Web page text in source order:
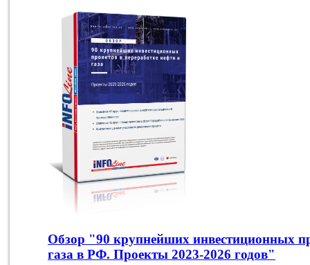
Обзор "90 крупнейших инвестиционных
газа в РФ. Проекты 2023-2026 годов"